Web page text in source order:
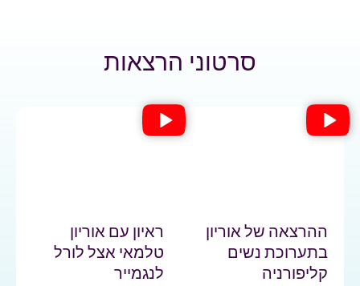
סרטוני הרצאות
ההרצאה של אוריון
בתערוכת נשים
קליפורניה
ראיון עם אוריון
טלמאי אצל לורל
לנגמייר